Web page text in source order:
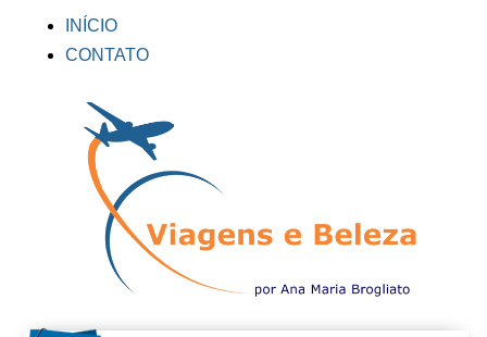
INÍCIO
CONTATO